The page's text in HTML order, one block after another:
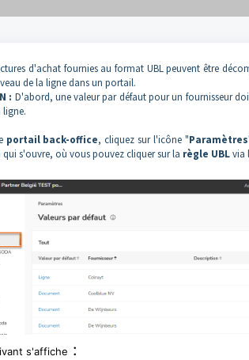
d'achat fournies au format UBL peuvent être
de la ligne dans un portail.
: D'abord, une valeur par défaut pour un fournisseur
ligne.
portail back-office, cliquez sur l'icône "Paramètres
qui s'ouvre, où vous pouvez cliquer sur la règle UBLvia
s'affiche :